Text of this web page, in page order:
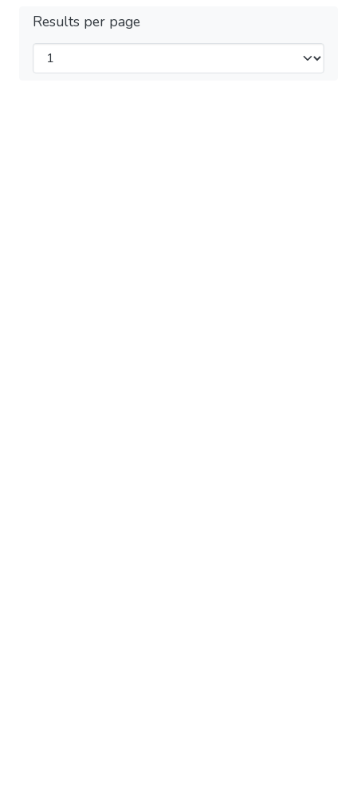
Results per page